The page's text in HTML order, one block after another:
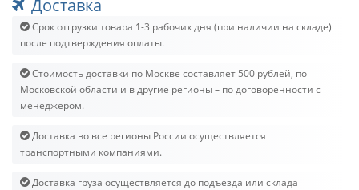
Доставка
Срок отгрузки товара 1-3 рабочих дня (при наличии на складе)
после подтверждения оплаты.
Стоимость доставки по Москве составляет 500 рублей, по
Московской области и в другие регионы – по договоренности с
менеджером.
Доставка во все регионы России осуществляется
транспортными компаниями.
Доставка груза осуществляется до подъезда или склада